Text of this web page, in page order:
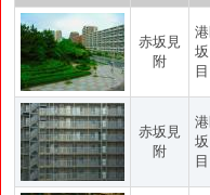
赤坂見
附
目
赤坂見
附
目